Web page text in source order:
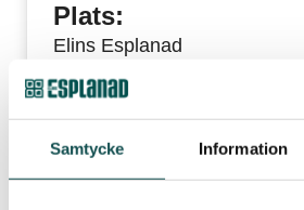
Samtycke Information
Publicerad11 maj 2026
Lilla Elin!
Plats:
Elins Esplanad